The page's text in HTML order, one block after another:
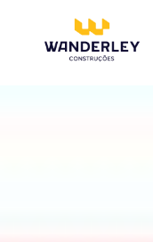
Compre online